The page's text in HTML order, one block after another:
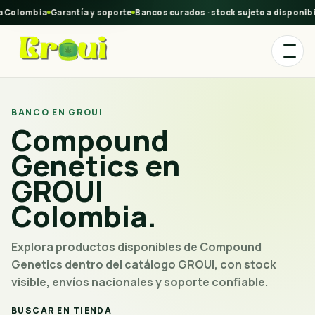
Garantía y soporte Bancos curados · stock sujeto a
BANCO EN GROUI
Compound
Genetics en
GROUI
Colombia.
Explora productos disponibles de Compound
Genetics dentro del catálogo GROUI, con stock
visible, envíos nacionales y soporte confiable.
BUSCAR EN TIENDA